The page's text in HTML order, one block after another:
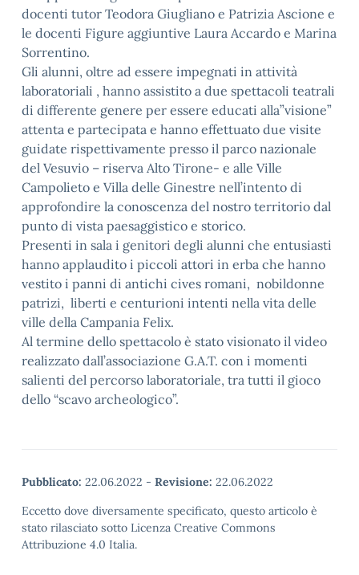
docenti tutor Teodora Giugliano e Patrizia Ascione e
le docenti Figure aggiuntive Laura Accardo e Marina
Sorrentino.
Gli alunni, oltre ad essere impegnati in attività
laboratoriali , hanno assistito a due spettacoli teatrali
di differente genere per essere educati alla”visione”
attenta e partecipata e hanno effettuato due visite
guidate rispettivamente presso il parco nazionale
del Vesuvio – riserva Alto Tirone- e alle Ville
Campolieto e Villa delle Ginestre nell’intento di
approfondire la conoscenza del nostro territorio dal
punto di vista paesaggistico e storico.
Presenti in sala i genitori degli alunni che entusiasti
hanno applaudito i piccoli attori in erba che hanno
vestito i panni di antichi cives romani, nobildonne
patrizi, liberti e centurioni intenti nella vita delle
ville della Campania Felix.
Al termine dello spettacolo è stato visionato il video
realizzato dall’associazione G.A.T. con i momenti
salienti del percorso laboratoriale, tra tutti il gioco
dello “scavo archeologico”.
Pubblicato: 22.06.2022 - Revisione: 22.06.2022
Eccetto dove diversamente specificato, questo articolo è
stato rilasciato sotto Licenza Creative Commons
Attribuzione 4.0 Italia.